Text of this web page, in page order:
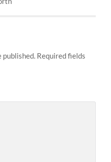
published. Required fields